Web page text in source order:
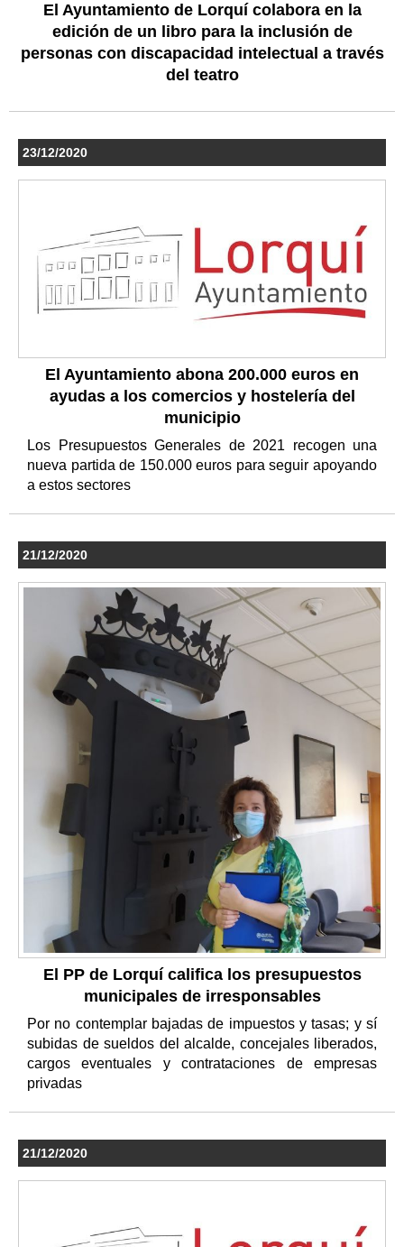
El Ayuntamiento de Lorquí colabora en la
edición de un libro para la inclusión de
personas con discapacidad intelectual a través
del teatro
23/12/2020
El Ayuntamiento abona 200.000 euros en
ayudas a los comercios y hostelería del
municipio
Los Presupuestos Generales de 2021 recogen una
nueva partida de 150.000 euros para seguir apoyando
a estos sectores
21/12/2020
El PP de Lorquí califica los presupuestos
municipales de irresponsables
Por no contemplar bajadas de impuestos y tasas; y sí
subidas de sueldos del alcalde, concejales liberados,
cargos eventuales y contrataciones de empresas
privadas
21/12/2020